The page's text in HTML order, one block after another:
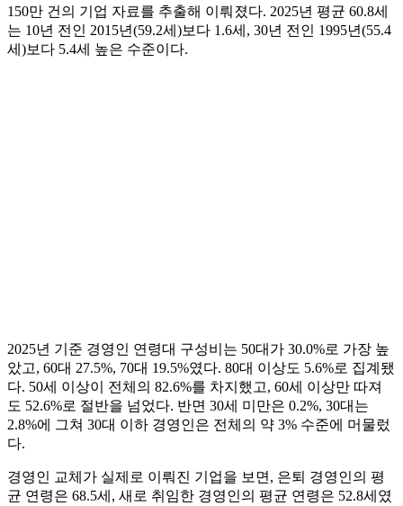
150만 건의 기업 자료를 추출해 이뤄졌다. 2025년 평균 60.8세
는 10년 전인 2015년(59.2세)보다 1.6세, 30년 전인 1995년(55.4
세)보다 5.4세 높은 수준이다.
2025년 기준 경영인 연령대 구성비는 50대가 30.0%로 가장 높
았고, 60대 27.5%, 70대 19.5%였다. 80대 이상도 5.6%로 집계됐
다. 50세 이상이 전체의 82.6%를 차지했고, 60세 이상만 따져
도 52.6%로 절반을 넘었다. 반면 30세 미만은 0.2%, 30대는
2.8%에 그쳐 30대 이하 경영인은 전체의 약 3% 수준에 머물렀
다.
경영인 교체가 실제로 이뤄진 기업을 보면, 은퇴 경영인의 평
균 연령은 68.5세, 새로 취임한 경영인의 평균 연령은 52.8세였